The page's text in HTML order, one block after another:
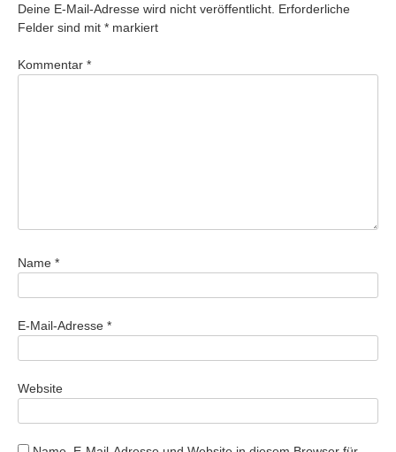
Deine E-Mail-Adresse wird nicht veröffentlicht. Erforderliche
Felder sind mit * markiert
Kommentar *
Name *
E-Mail-Adresse *
Website